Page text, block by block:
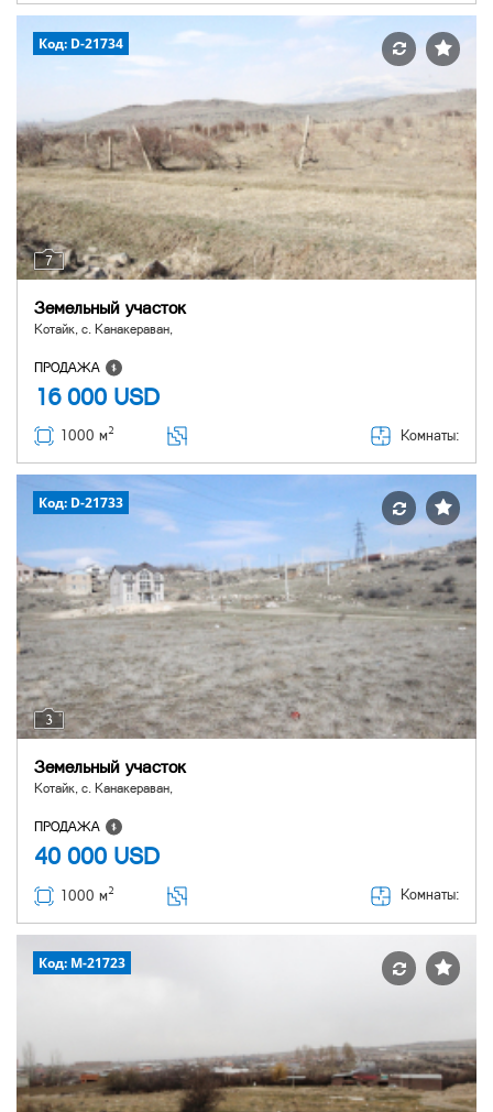
7
Код: D-21734
Земельный участок
Котайк, с. Канакераван,
ПРОДАЖА
16 000 USD
1000 м2 Комнаты:
3
Код: D-21733
Земельный участок
Котайк, с. Канакераван,
ПРОДАЖА
40 000 USD
1000 м2 Комнаты:
Код: M-21723